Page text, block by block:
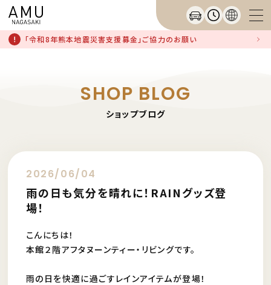
「令和8年熊本地震災害支援募金」ご協力のお願い
SHOP BLOG
ショップブログ
2026/06/04
雨の日も気分を晴れに！RAINグッズ登
場！
こんにちは！
本館２階アフタヌーンティー・リビングです。
雨の日を快適に過ごすレインアイテムが登場！